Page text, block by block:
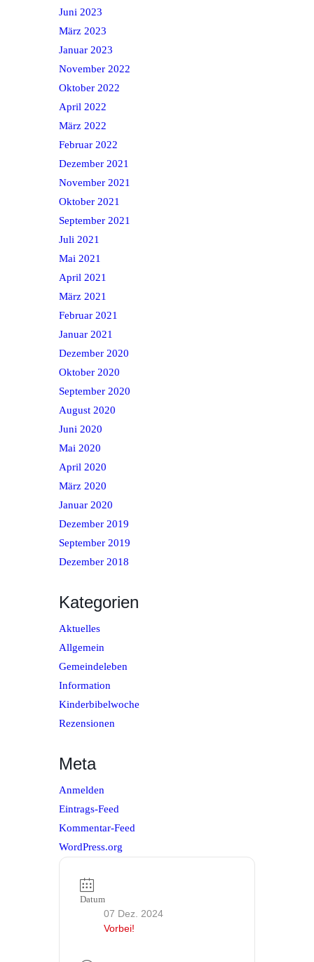
Juni 2023
März 2023
Januar 2023
November 2022
Oktober 2022
April 2022
März 2022
Februar 2022
Dezember 2021
November 2021
Oktober 2021
September 2021
Juli 2021
Mai 2021
April 2021
März 2021
Februar 2021
Januar 2021
Dezember 2020
Oktober 2020
September 2020
August 2020
Juni 2020
Mai 2020
April 2020
März 2020
Januar 2020
Dezember 2019
September 2019
Dezember 2018
Kategorien
Aktuelles
Allgemein
Gemeindeleben
Information
Kinderbibelwoche
Rezensionen
Meta
Anmelden
Eintrags-Feed
Kommentar-Feed
WordPress.org
Datum
07 Dez. 2024
Vorbei!